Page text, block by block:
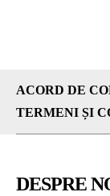
ACORD DE
TERMENI ȘI
DESPRE